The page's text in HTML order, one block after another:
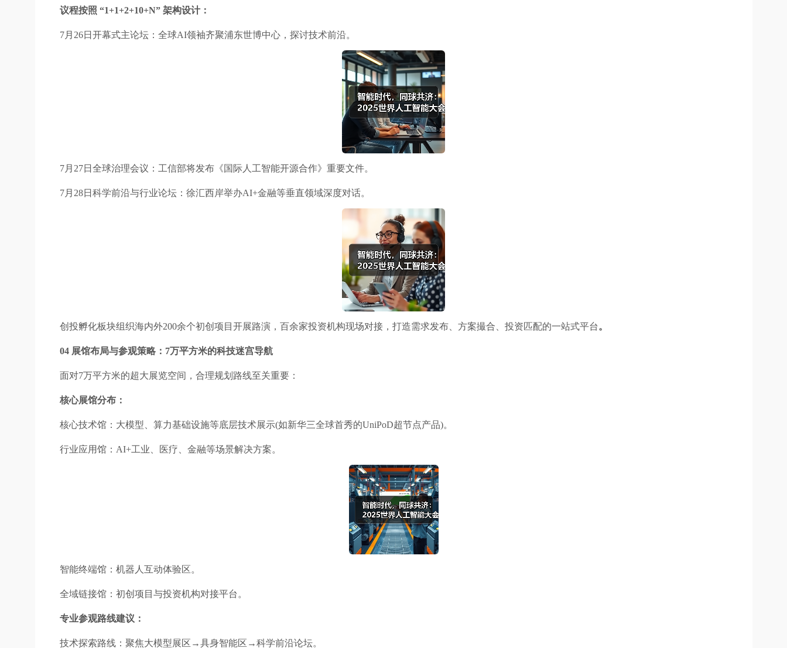
议程按照 “1+1+2+10+N” 架构设计：
7月26日开幕式主论坛：全球AI领袖齐聚浦东世博中心，探讨技术前沿。
7月27日全球治理会议：工信部将发布《国际人工智能开源合作》重要文件。
7月28日科学前沿与行业论坛：徐汇西岸举办AI+金融等垂直领域深度对话。
创投孵化板块组织海内外200余个初创项目开展路演，百余家投资机构现场对接，打造需求发布、方案撮合、投资匹配的一站式平台 。
04 展馆布局与参观策略：7万平方米的科技迷宫导航
面对7万平方米的超大展览空间，合理规划路线至关重要：
核心展馆分布：
核心技术馆：大模型、算力基础设施等底层技术展示(如新华三全球首秀的UniPoD超节点产品)。
行业应用馆：AI+工业、医疗、金融等场景解决方案。
智能终端馆：机器人互动体验区。
全域链接馆：初创项目与投资机构对接平台。
专业参观路线建议：
技术探索路线：聚焦大模型展区→具身智能区→科学前沿论坛。